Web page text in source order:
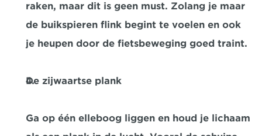
raken, maar dit is geen must. Zolang je maar
de buikspieren flink begint te voelen en ook
je heupen door de fietsbeweging goed traint.
De zijwaartse plank
Ga op één elleboog liggen en houd je lichaam